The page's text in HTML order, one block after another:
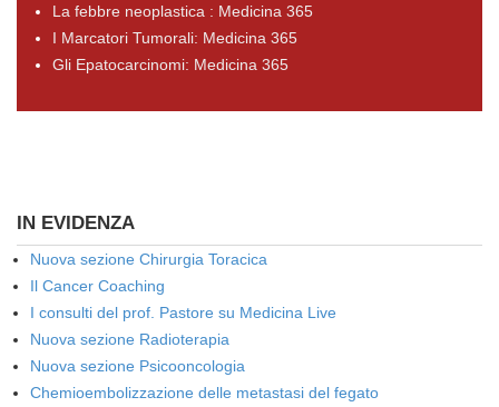
La febbre neoplastica : Medicina 365
I Marcatori Tumorali: Medicina 365
Gli Epatocarcinomi: Medicina 365
IN EVIDENZA
Nuova sezione Chirurgia Toracica
Il Cancer Coaching
I consulti del prof. Pastore su Medicina Live
Nuova sezione Radioterapia
Nuova sezione Psicooncologia
Chemioembolizzazione delle metastasi del fegato